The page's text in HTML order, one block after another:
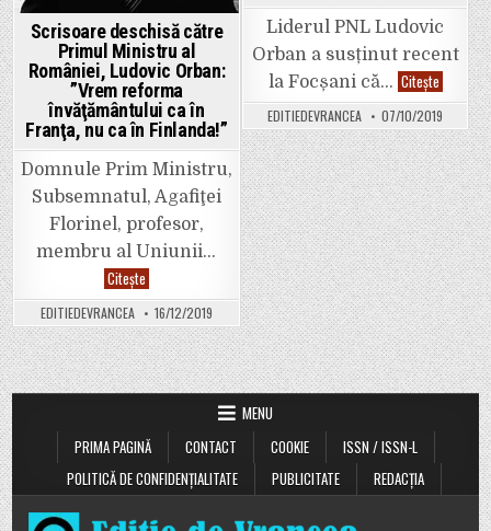
Scrisoare deschisă către
Primul Ministru al
României, Ludovic Orban:
”Vrem reforma
învăţământului ca în
Franţa, nu ca în Finlanda!”
Domnule Prim Ministru,
Subsemnatul, Agafiţei
Florinel, profesor,
membru al Uniunii…
CiteșteScrisoare
deschisă
către
Primul
Ministru
al
României,
Ludovic
Orban:
învăţământului
ca
Franţa,
nu
în
EDITIEDEVRANCEA 16/12/2019
Liderul PNL Ludovic
Orban a susținut recent
la Focșani că… CiteșteOrban
a
anunțat
la
Focșani
inițiate
de
liberali
de
Vrancea,
Cătălin
Toma
și
Ion
Ștefan
EDITIEDEVRANCEA 07/10/2019
MENU
PRIMA PAGINĂ
CONTACT COOKIE
ISSN / ISSN-L
POLITICĂ DE CONFIDENȚIALITATE
PUBLICITATE REDACȚIA